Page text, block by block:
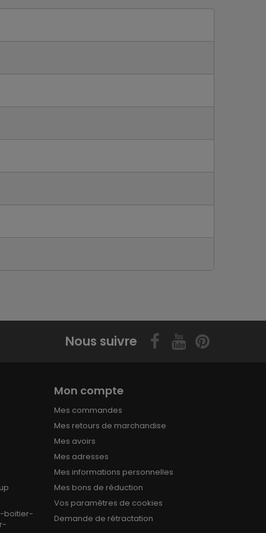
Nous suivre
boitier-
Mon compte
Mes commandes
Mes retours de marchandise
Mes avoirs
Mes adresses
Mes informations personnelles
Mes bons de réduction
Vos paramètres de cookies
Demande de rétractation